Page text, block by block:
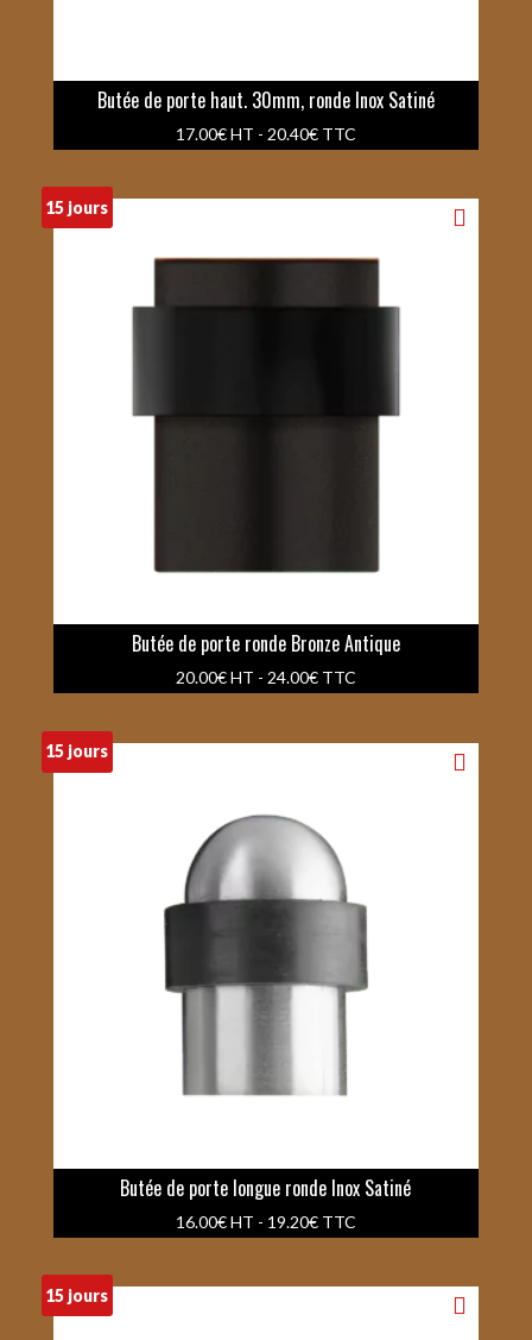
Butée de porte haut. 30mm, ronde Inox Satiné
17.00€HT - 20.40€TTC
15 jours
Butée de porte ronde Bronze Antique
20.00€HT - 24.00€TTC
15 jours
Butée de porte longue ronde Inox Satiné
16.00€HT - 19.20€TTC
15 jours